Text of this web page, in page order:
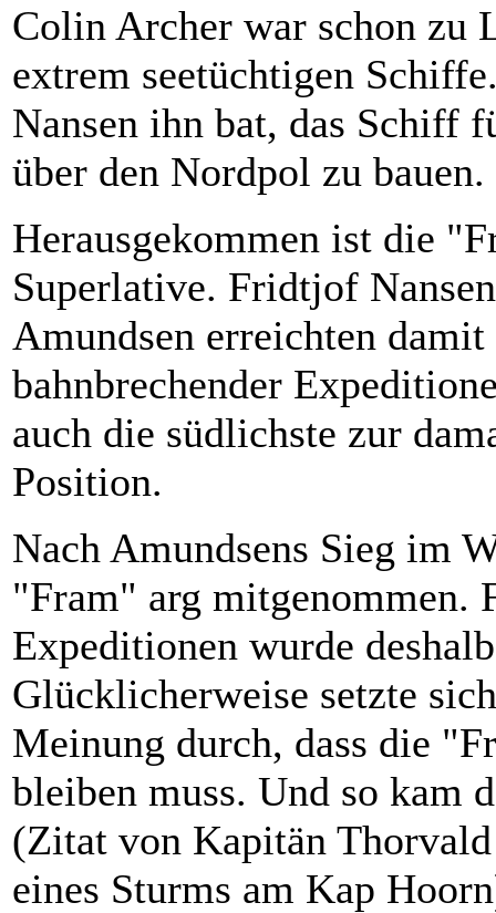
Colin Archer war schon zu
extrem seetüchtigen
Nansen ihn bat, das Schiff
über den Nordpol zu bauen.
Herausgekommen ist die
Superlative. Fridtjof
Amundsen erreichten
bahnbrechender
auch die südlichste zur
Position.
Nach Amundsens Sieg im
"Fram" arg mitgenommen.
Expeditionen wurde
Glücklicherweise setzte
Meinung durch, dass die
bleiben muss. Und so kam
(Zitat von Kapitän
eines Sturms am Kap